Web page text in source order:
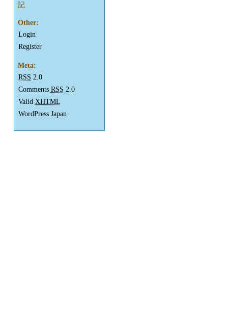
記
Other:
Login
Register
Meta:
RSS 2.0
Comments RSS 2.0
Valid XHTML
WordPress Japan